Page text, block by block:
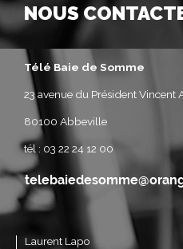
NOUS
Télé Baie de Somme
23 avenue du Président Vincent
80100 Abbeville
tél : 03 22 24 12 00
Laurent Lapo